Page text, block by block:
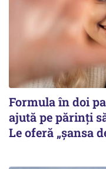
Formula în doi
ajută pe părinți
Le oferă „șansa